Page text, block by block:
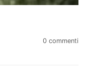
0 commenti